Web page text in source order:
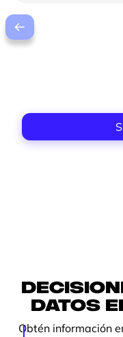
datos
Obtén información